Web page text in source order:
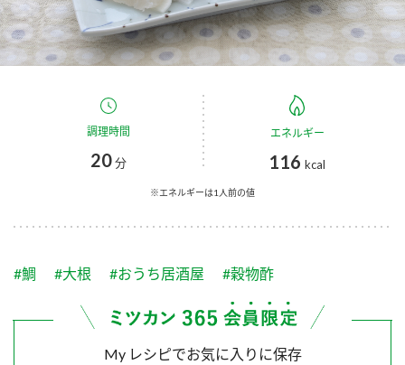
みりん風・料理酒 鍋用調味料
スープ 中華
ふりかけ おすしの素
商品ブランドサイト
Fibee（ファイビー）
カンタン酢
お酢ドリンク
かおりの蔵
納豆のサイト
企業情報
国内事業概要
ミツカングループについて
企業理念
ミツカンを知る
水の文化センター（アーカイブ）
ZENB initiative
お客様相談センター
調理時間
20分
エネルギー
116 kcal
※エネルギーは1人前の値
#鯛 #大根 #おうち居酒屋 #穀物酢
My レシピでお気に入りに保存